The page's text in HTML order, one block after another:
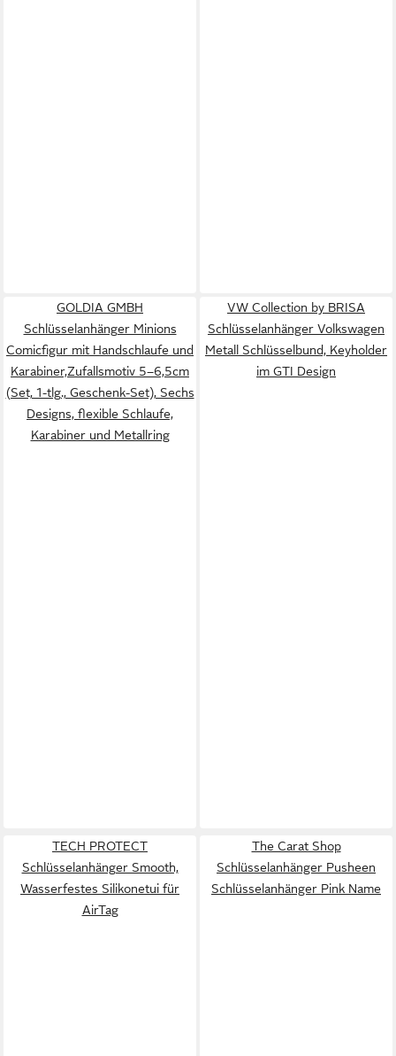
GOLDIA GMBH
Schlüsselanhänger Minions
Comicfigur mit Handschlaufe und
Karabiner,Zufallsmotiv 5–6,5cm
(Set, 1-tlg., Geschenk-Set), Sechs
Designs, flexible Schlaufe,
Karabiner und Metallring
VW Collection by BRISA
Schlüsselanhänger Volkswagen
Metall Schlüsselbund, Keyholder
im GTI Design
TECH PROTECT
Schlüsselanhänger Smooth,
Wasserfestes Silikonetui für
AirTag
The Carat Shop
Schlüsselanhänger Pusheen
Schlüsselanhänger Pink Name